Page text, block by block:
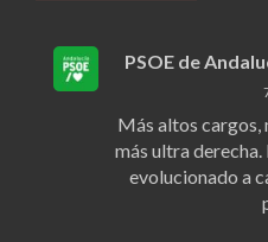
PSOE de
Más altos cargos,
más ultra
evolucionado a